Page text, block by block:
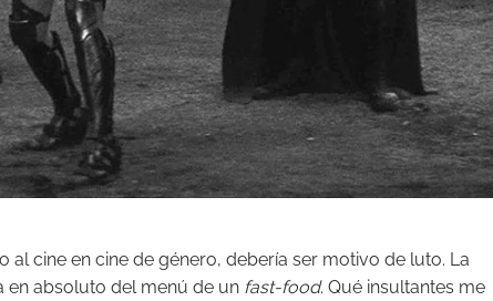
al cine en cine de género, debería ser motivo de luto. La
en absoluto del menú de un fast-food. Qué insultantes me